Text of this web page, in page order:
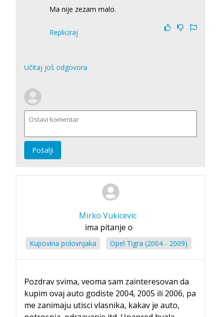
Ma nije zezam malo.
Repliciraj
Učitaj još odgovora
Pošalji
Mirko Vukicevic
ima pitanje o
Kupovina polovnjaka Opel Tigra (2004 - 2009)
Pozdrav svima, veoma sam zainteresovan da
kupim ovaj auto godiste 2004, 2005 ili 2006, pa
me zanimaju utisci vlasnika, kakav je auto,